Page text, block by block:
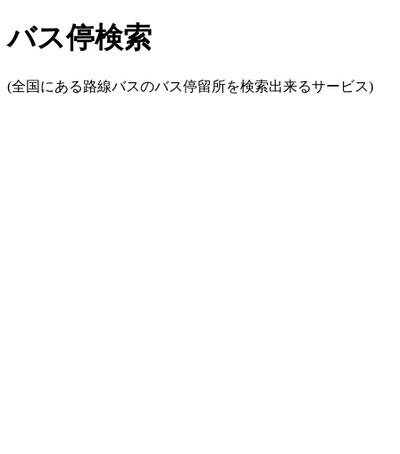
バス停検索
(全国にある路線バスのバス停留所を検索出来るサービス)